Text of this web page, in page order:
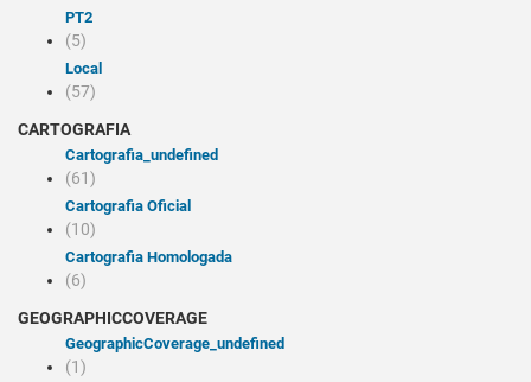
PT2
(5)
Local
(57)
CARTOGRAFIA
cartografia_undefined
(61)
Cartografia Oficial
(10)
Cartografia Homologada
(6)
GEOGRAPHICCOVERAGE
geographicCoverage_undefined
(1)